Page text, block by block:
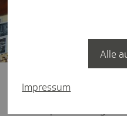
Unsere Gesellschaft
erfreuliche Entwicklung,
Impressum
Alle